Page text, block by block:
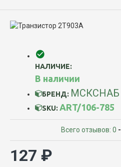
НАЛИЧИЕ:
В наличии
БРЕНД: МСКСНАБ
SKU: ART/106-785
Всего отзывов: 0 -
127 ₽